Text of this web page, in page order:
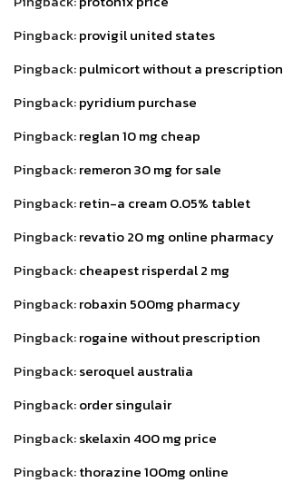
Pingback:provigil united states
Pingback:pulmicort without a prescription
Pingback:pyridium purchase
Pingback:reglan 10 mg cheap
Pingback:remeron 30 mg for sale
Pingback:retin-a cream 0.05% tablet
Pingback:revatio 20 mg online pharmacy
Pingback:cheapest risperdal 2 mg
Pingback:robaxin 500mg pharmacy
Pingback:rogaine without prescription
Pingback:seroquel australia
Pingback:order singulair
Pingback:skelaxin 400 mg price
Pingback:thorazine 100mg online